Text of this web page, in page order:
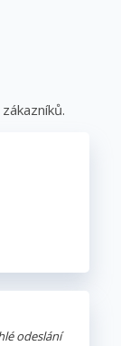
odeslání